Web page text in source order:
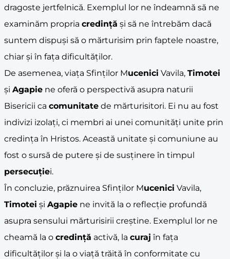
dragoste jertfelnică. Exemplul lor ne îndeamnă să ne
examinăm propria credință și să ne întrebăm dacă
suntem dispuși să o mărturisim prin faptele noastre,
chiar și în fața dificultăților.
De asemenea, viața Sfinților Mucenici Vavila, Timotei
și Agapie ne oferă o perspectivă asupra naturii
Bisericii ca comunitate de mărturisitori. Ei nu au fost
indivizi izolați, ci membri ai unei comunități unite prin
credința în Hristos. Această unitate și comuniune au
fost o sursă de putere și de susținere în timpul
persecuției.
În concluzie, prăznuirea Sfinților Mucenici Vavila,
Timotei și Agapie ne invită la o reflecție profundă
asupra sensului mărturisirii creștine. Exemplul lor ne
cheamă la o credință activă, la curaj în fața
dificultăților și la o viață trăită în conformitate cu